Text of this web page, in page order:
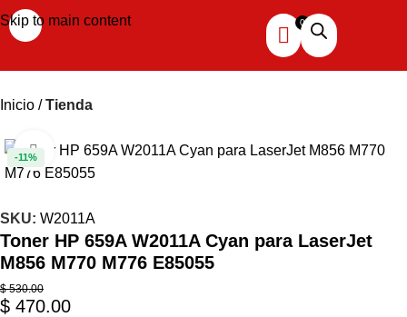
Skip to main content
Inicio Tienda
-11% Haga clic para ampliar
SKU: W2011A
Toner HP 659A W2011A Cyan para LaserJet
M856 M770 M776 E85055
$530.00
$ 470.00